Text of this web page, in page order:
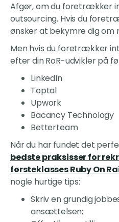
Afgør, om du foretrækker
outsourcing. Hvis du
ønsker at bekymre dig om
Men hvis du foretrækker
efter din RoR-udvikler på
LinkedIn
Toptal
Upwork
Bacancy Technology
Betterteam
Når du har fundet det
bedste praksisser for
førsteklasses Ruby On
nogle hurtige tips:
Skriv en grundig
ansættelsen;